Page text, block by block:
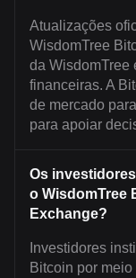
Atualizações
WisdomTree
da WisdomTree
financeiras. A
de mercado
para apoiar
Os
o WisdomTree
Exchange?
Investidores
Bitcoin por